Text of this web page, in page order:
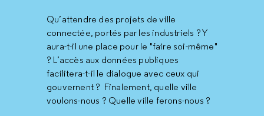
Qu’attendre des projets de ville
connectée, portés par les industriels ? Y
aura-t-il une place pour le "faire soi-même"
? L’accès aux données publiques
facilitera-t-il le dialogue avec ceux qui
gouvernent ? Finalement, quelle ville
voulons-nous ? Quelle ville ferons-nous ?